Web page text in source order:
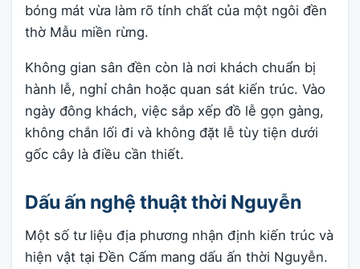
bóng mát vừa làm rõ tính chất của một ngôi đền
thờ Mẫu miền rừng.
Không gian sân đền còn là nơi khách chuẩn bị
hành lễ, nghỉ chân hoặc quan sát kiến trúc. Vào
ngày đông khách, việc sắp xếp đồ lễ gọn gàng,
không chắn lối đi và không đặt lễ tùy tiện dưới
gốc cây là điều cần thiết.
Dấu ấn nghệ thuật thời Nguyễn
Một số tư liệu địa phương nhận định kiến trúc và
hiện vật tại Đền Cấm mang dấu ấn thời Nguyễn.